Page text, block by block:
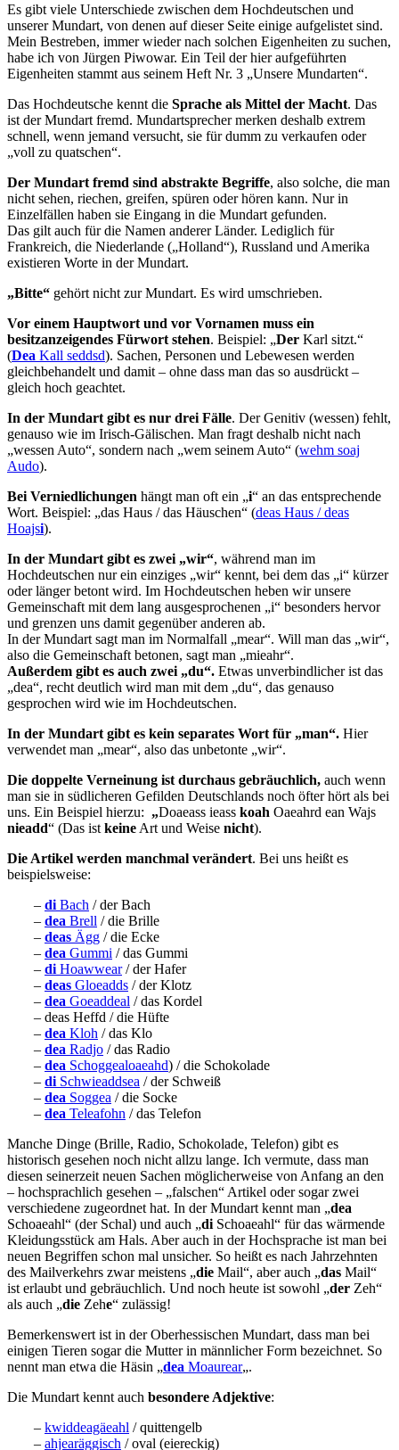
Es gibt viele Unterschiede zwischen dem Hochdeutschen und
unserer Mundart, von denen auf dieser Seite einige aufgelistet sind.
Mein Bestreben, immer wieder nach solchen Eigenheiten zu suchen,
habe ich von Jürgen Piwowar. Ein Teil der hier aufgeführten
Eigenheiten stammt aus seinem Heft Nr. 3 „Unsere Mundarten“.
Das Hochdeutsche kennt die Sprache als Mittel der Macht. Das
ist der Mundart fremd. Mundartsprecher merken deshalb extrem
schnell, wenn jemand versucht, sie für dumm zu verkaufen oder
„voll zu quatschen“.
Der Mundart fremd sind abstrakte Begriffe, also solche, die man
nicht sehen, riechen, greifen, spüren oder hören kann. Nur in
Einzelfällen haben sie Eingang in die Mundart gefunden.
Das gilt auch für die Namen anderer Länder. Lediglich für
Frankreich, die Niederlande („Holland“), Russland und Amerika
existieren Worte in der Mundart.
„Bitte“ gehört nicht zur Mundart. Es wird umschrieben.
Vor einem Hauptwort und vor Vornamen muss ein
besitzanzeigendes Fürwort stehen. Beispiel: „Der Karl sitzt.“
(Dea Kall seddsd). Sachen, Personen und Lebewesen werden
gleichbehandelt und damit – ohne dass man das so ausdrückt –
gleich hoch geachtet.
In der Mundart gibt es nur drei Fälle. Der Genitiv (wessen) fehlt,
genauso wie im Irisch-Gälischen. Man fragt deshalb nicht nach
„wessen Auto“, sondern nach „wem seinem Auto“ (wehm soaj
Audo).
Bei Verniedlichungen hängt man oft ein „i“ an das entsprechende
Wort. Beispiel: „das Haus / das Häuschen“ (deas Haus / deas
Hoajsi).
In der Mundart gibt es zwei „wir“, während man im
Hochdeutschen nur ein einziges „wir“ kennt, bei dem das „i“ kürzer
oder länger betont wird. Im Hochdeutschen heben wir unsere
Gemeinschaft mit dem lang ausgesprochenen „i“ besonders hervor
und grenzen uns damit gegenüber anderen ab.
In der Mundart sagt man im Normalfall „mear“. Will man das „wir“,
also die Gemeinschaft betonen, sagt man „mieahr“.
Außerdem gibt es auch zwei „du“. Etwas unverbindlicher ist das
„dea“, recht deutlich wird man mit dem „du“, das genauso
gesprochen wird wie im Hochdeutschen.
In der Mundart gibt es kein separates Wort für „man“. Hier
verwendet man „mear“, also das unbetonte „wir“.
Die doppelte Verneinung ist durchaus gebräuchlich, auch wenn
man sie in südlicheren Gefilden Deutschlands noch öfter hört als bei
uns. Ein Beispiel hierzu: „Doaeass ieass koah Oaeahrd ean Wajs
nieadd“ (Das ist keine Art und Weise nicht).
Die Artikel werden manchmal verändert. Bei uns heißt es
beispielsweise:
– di Bach / der Bach
– dea Brell / die Brille
– deas Ägg / die Ecke
– dea Gummi / das Gummi
– di Hoawwear/ der Hafer
– deas Gloeadds / der Klotz
– dea Goeaddeal / das Kordel
– deas Heffd / die Hüfte
– dea Kloh / das Klo
– dea Radjo / das Radio
– dea Schoggealoaeahd) / die Schokolade
– di Schwieaddsea / der Schweiß
– dea Soggea / die Socke
– dea Teleafohn / das Telefon
Manche Dinge (Brille, Radio, Schokolade, Telefon) gibt es
historisch gesehen noch nicht allzu lange. Ich vermute, dass man
diesen seinerzeit neuen Sachen möglicherweise von Anfang an den
– hochsprachlich gesehen – „falschen“ Artikel oder sogar zwei
verschiedene zugeordnet hat. In der Mundart kennt man „dea
Schoaeahl“ (der Schal) und auch „di Schoaeahl“ für das wärmende
Kleidungsstück am Hals. Aber auch in der Hochsprache ist man bei
neuen Begriffen schon mal unsicher. So heißt es nach Jahrzehnten
des Mailverkehrs zwar meistens „die Mail“, aber auch „das Mail“
ist erlaubt und gebräuchlich. Und noch heute ist sowohl „der Zeh“
als auch „die Zehe“ zulässig!
Bemerkenswert ist in der Oberhessischen Mundart, dass man bei
einigen Tieren sogar die Mutter in männlicher Form bezeichnet. So
nennt man etwa die Häsin „dea Moaurear„.
Die Mundart kennt auch besondere Adjektive:
– kwiddeagäeahl / quittengelb
– ahjearäggisch / oval (eiereckig)